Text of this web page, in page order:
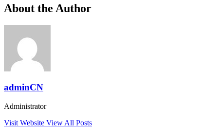
About the Author
adminCN
Administrator
Visit Website View All Posts